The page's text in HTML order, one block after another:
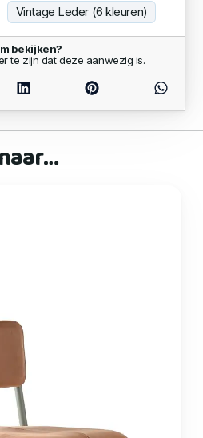
Vintage Leder (6 kleuren)
bekijken?
te zijn dat deze aanwezig is.